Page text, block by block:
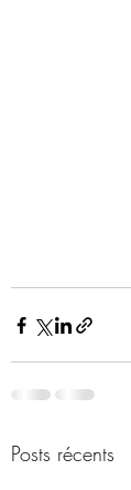
Posts récents